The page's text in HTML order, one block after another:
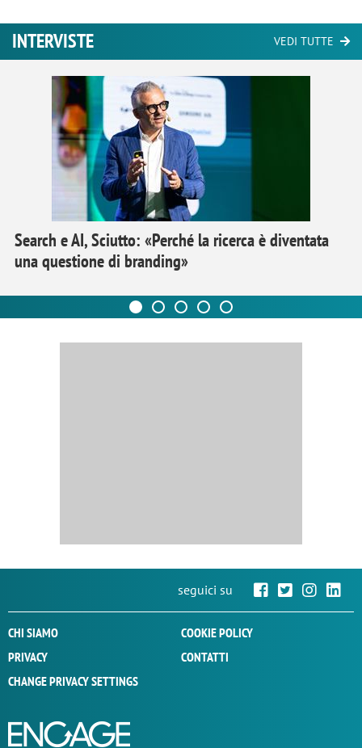
INTERVISTE VEDI TUTTE
Search e AI, Sciutto: «Perché la ricerca è diventata
una questione di branding»
seguici su
CHI SIAMO
COOKIE POLICY
PRIVACY
CONTATTI
CHANGE PRIVACY SETTINGS